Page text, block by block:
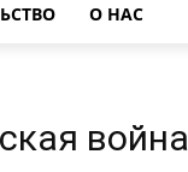
О НАС
война